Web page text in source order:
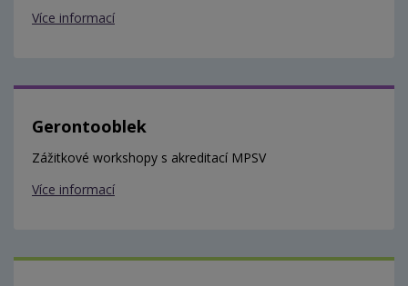
Více informací
Gerontooblek
Zážitkové workshopy s akreditací MPSV
Více informací